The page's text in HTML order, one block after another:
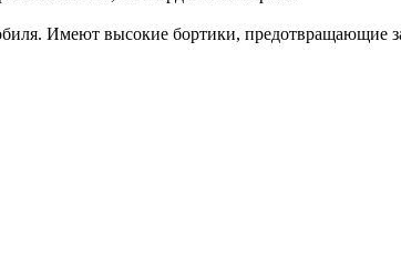
Имеют высокие бортики, предотвращающие